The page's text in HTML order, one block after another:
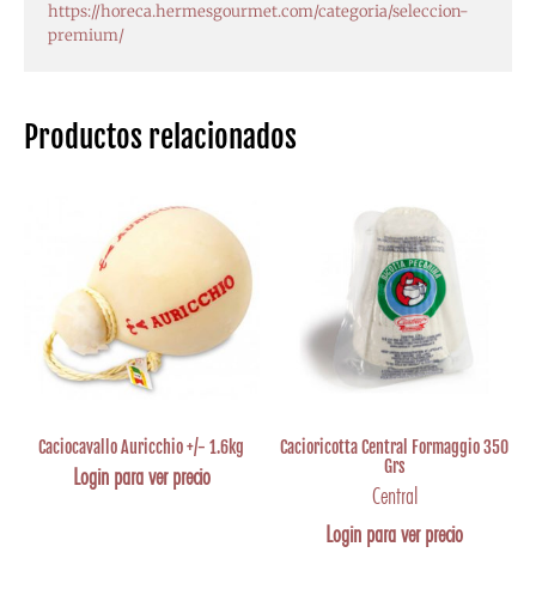
Productos relacionados
Caciocavallo Auricchio +/- 1.6kg
Login para ver precio
Cacioricotta Central Formaggio 350
Grs
Central
Login para ver precio
https://horeca.hermesgourmet.com/categoria/seleccion-
premium/